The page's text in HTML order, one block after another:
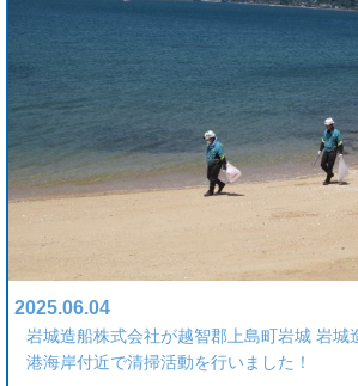
2025.06.04
岩城造船株式会社が越智郡上島町岩城 岩城
港海岸付近で清掃活動を行いました！